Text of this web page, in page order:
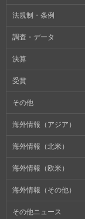
法規制・条例
調査・データ
決算
受賞
その他
海外情報（アジア）
海外情報（北米）
海外情報（欧米）
海外情報（その他）
その他ニュース